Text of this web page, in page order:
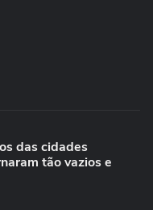
das cidades
tão vazios e